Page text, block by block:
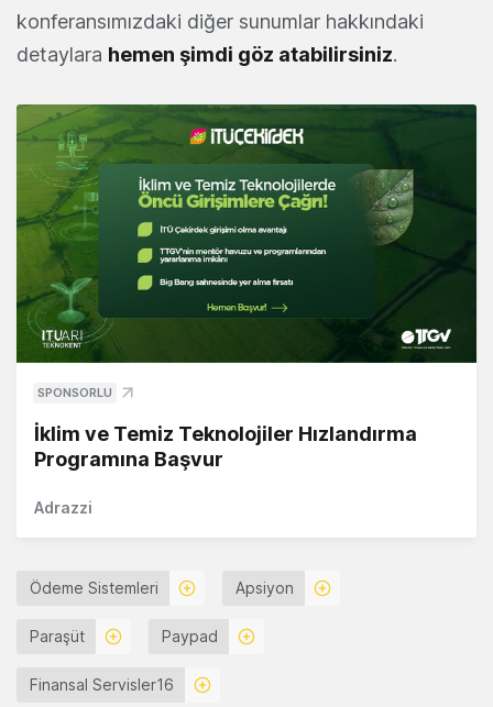
konferansımızdaki diğer sunumlar hakkındaki
detaylara hemen şimdi göz atabilirsiniz.
SPONSORLU
İklim ve Temiz Teknolojiler Hızlandırma
Programına Başvur
Adrazzi
Ödeme Sistemleri Apsiyon
Paraşüt Paypad
Finansal Servisler16